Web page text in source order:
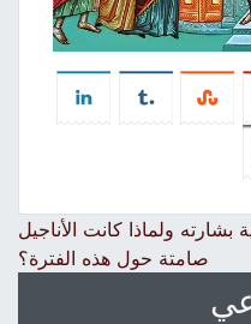
ولماذا كانت الأناجيل
صامتة حول هذه الفترة؟